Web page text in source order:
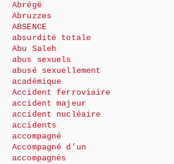
Abrégé
Abruzzes
ABSENCE
absurdité totale
Abu Saleh
abus sexuels
abusé sexuellement
académique
Accident ferroviaire
accident majeur
accident nucléaire
accidents
accompagné
Accompagné d’un
accompagnés